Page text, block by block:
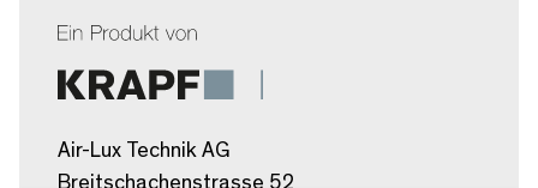
Air-Lux Technik AG
Breitschachenstrasse 52